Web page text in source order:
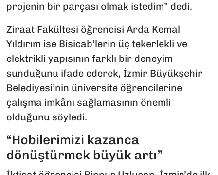
projenin bir parçası olmak istedim” dedi.
Ziraat Fakültesi öğrencisi Arda Kemal
Yıldırım ise Bisicab’lerin üç tekerlekli ve
elektrikli yapısının farklı bir deneyim
sunduğunu ifade ederek, İzmir Büyükşehir
Belediyesi’nin üniversite öğrencilerine
çalışma imkânı sağlamasının önemli
olduğunu söyledi.
“Hobilerimizi kazanca
dönüştürmek büyük artı”